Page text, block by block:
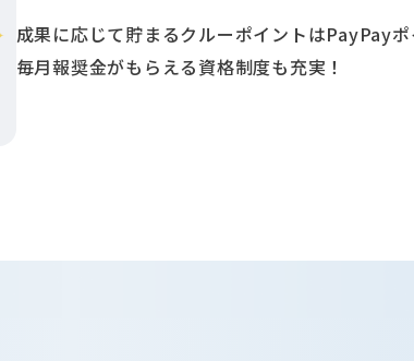
成果に応じて貯まるクルーポイントはPayPayポ
毎月報奨金がもらえる資格制度も充実！